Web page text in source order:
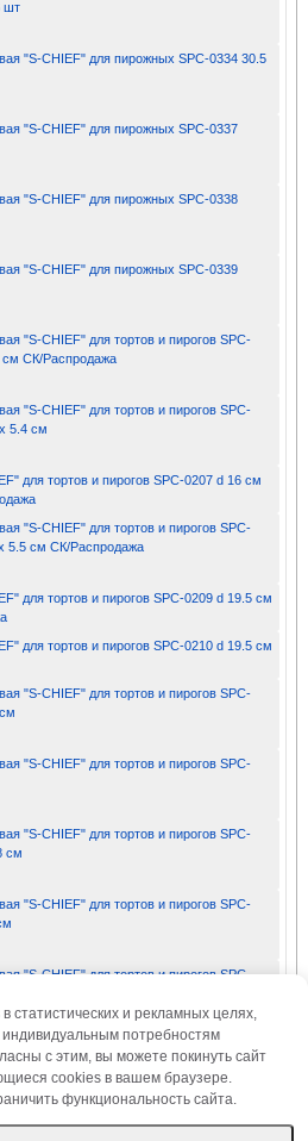
шт
"S-CHIEF" для пирожных SPC-0334 30.5
"S-CHIEF" для пирожных SPC-0337
"S-CHIEF" для пирожных SPC-0338
"S-CHIEF" для пирожных SPC-0339
"S-CHIEF" для тортов и пирогов SPC-
см СК/Распродажа
"S-CHIEF" для тортов и пирогов SPC-
5.4 см
для тортов и пирогов SPC-0207 d 16 см
"S-CHIEF" для тортов и пирогов SPC-
5.5 см СК/Распродажа
для тортов и пирогов SPC-0209 d 19.5 см
для тортов и пирогов SPC-0210 d 19.5 см
"S-CHIEF" для тортов и пирогов SPC-
"S-CHIEF" для тортов и пирогов SPC-
"S-CHIEF" для тортов и пирогов SPC-
см
"S-CHIEF" для тортов и пирогов SPC-
"S-CHIEF" для тортов и пирогов SPC-
"S-CHIEF" для яичницы SPC-0601 11 x
и рекламных целях,
потребностям
с этим, вы можете покинуть сайт
cookies в вашем браузере.
функциональность сайта.